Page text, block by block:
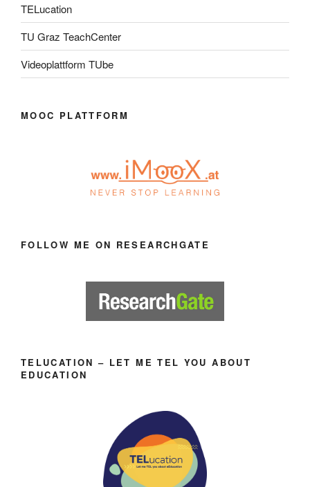
TELucation
TU Graz TeachCenter
Videoplattform TUbe
MOOC PLATTFORM
FOLLOW ME ON RESEARCHGATE
TELUCATION – LET ME TEL YOU ABOUT
EDUCATION